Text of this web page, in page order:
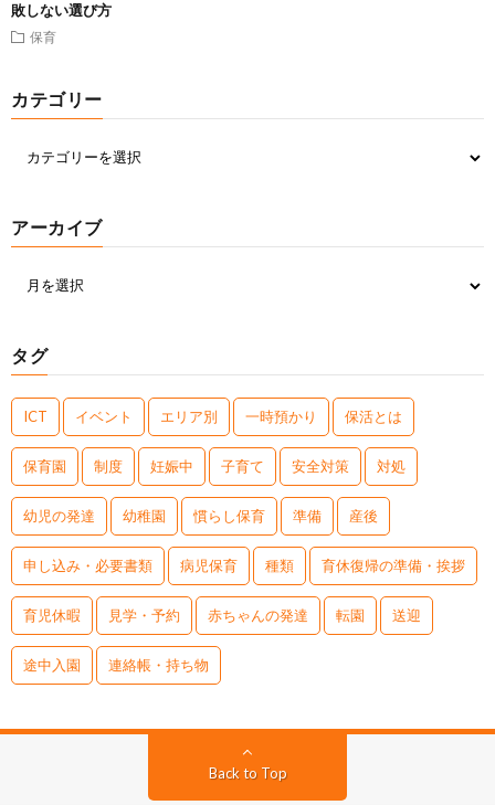
敗しない選び方
保育
カテゴリー
アーカイブ
タグ
ICT イベント エリア別 一時預かり 保活とは
保育園 制度 妊娠中 子育て 安全対策 対処
幼児の発達 幼稚園 慣らし保育 準備 産後
申し込み・必要書類 病児保育 種類 育休復帰の準備・挨拶
育児休暇 見学・予約 赤ちゃんの発達 転園 送迎
途中入園 連絡帳・持ち物
Back to Top